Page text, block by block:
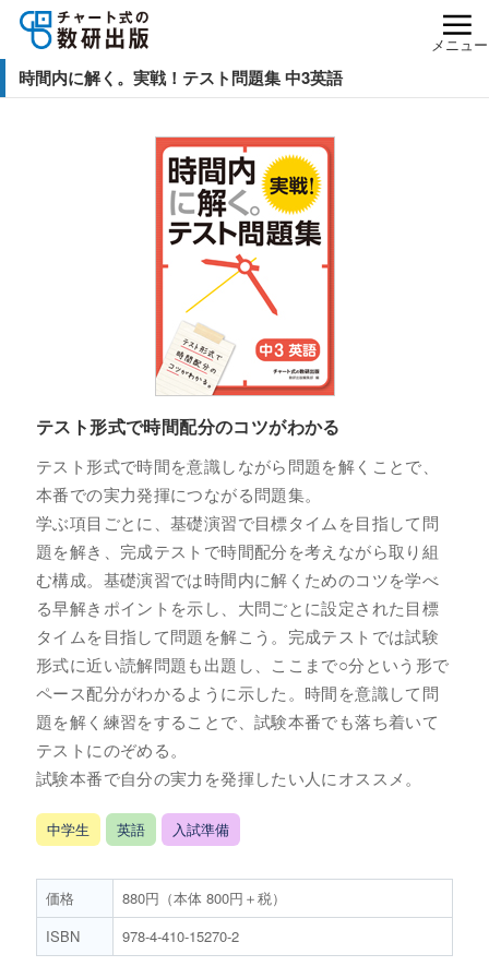
メニュー
時間内に解く。実戦！テスト問題集 中3英語
テスト形式で時間配分のコツがわかる
テスト形式で時間を意識しながら問題を解くことで、
本番での実力発揮につながる問題集。
学ぶ項目ごとに、基礎演習で目標タイムを目指して問
題を解き、完成テストで時間配分を考えながら取り組
む構成。基礎演習では時間内に解くためのコツを学べ
る早解きポイントを示し、大問ごとに設定された目標
タイムを目指して問題を解こう。完成テストでは試験
形式に近い読解問題も出題し、ここまで○分という形で
ペース配分がわかるように示した。時間を意識して問
題を解く練習をすることで、試験本番でも落ち着いて
テストにのぞめる。
試験本番で自分の実力を発揮したい人にオススメ。
中学生 英語 入試準備
価格
880円（本体 800円＋税）
ISBN
978-4-410-15270-2